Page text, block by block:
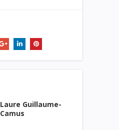
Laure Guillaume-
Camus